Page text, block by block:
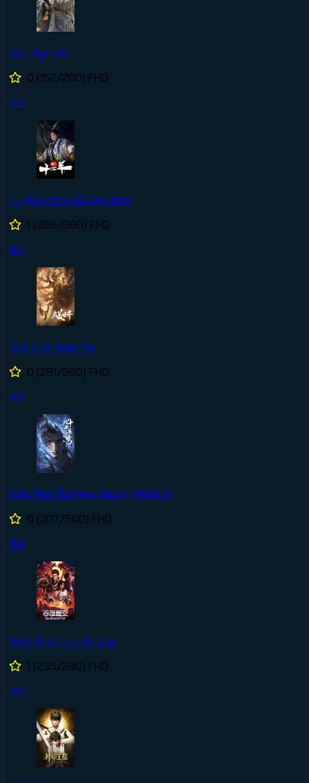
Tiên Nghịch
0 (152/200) FHD
#6
Luyện Khí Mười Vạn Năm
1 (366/380) FHD
#7
Thế Giới Hoàn Mỹ
0 (281/360) FHD
#8
Đấu Phá Thương Khung (Phần 5)
0 (207/500) FHD
#9
Thôn Phệ Tinh Không
1 (235/280) FHD
#10